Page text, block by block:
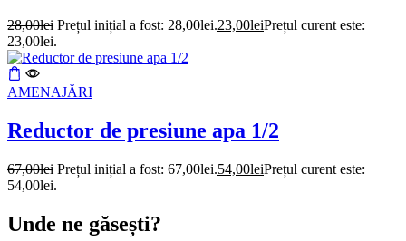
28,00lei Prețul inițial a fost: 28,00lei.23,00leiPrețul curent este:
23,00lei.
AMENAJĂRI
Reductor de presiune apa 1/2
67,00lei Prețul inițial a fost: 67,00lei.54,00leiPrețul curent este:
54,00lei.
Unde ne găsești?